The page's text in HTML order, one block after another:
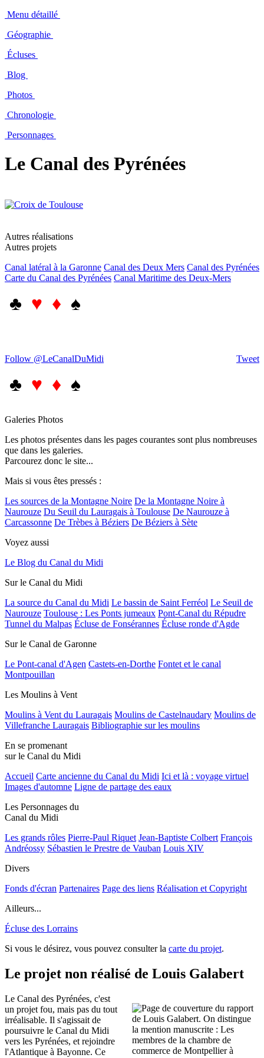
Menu détaillé
Géographie
Écluses
Blog
Photos
Chronologie
Personnages
Le Canal des Pyrénées
Autres réalisations
Autres projets
Canal latéral à la Garonne Canal des Deux Mers Canal des Pyrénées
Carte du Canal des Pyrénées Canal Maritime des Deux-Mers
♣ ♥ ♦ ♠
Tweet
Follow @LeCanalDuMidi
♣ ♥ ♦ ♠
Galeries Photos
Les photos présentes dans les pages courantes sont plus nombreuses
que dans les galeries.
Parcourez donc le site...
Mais si vous êtes pressés :
Les sources de la Montagne Noire De la Montagne Noire à
Naurouze Du Seuil du Lauragais à Toulouse De Naurouze à
Carcassonne De Trèbes à Béziers De Béziers à Sète
Voyez aussi
Le Blog du Canal du Midi
Sur le Canal du Midi
La source du Canal du Midi Le bassin de Saint Ferréol Le Seuil de
Naurouze Toulouse : Les Ponts jumeaux Pont-Canal du Répudre
Tunnel du Malpas Écluse de Fonsérannes Écluse ronde d'Agde
Sur le Canal de Garonne
Le Pont-canal d'Agen Castets-en-Dorthe Fontet et le canal
Montpouillan
Les Moulins à Vent
Moulins à Vent du Lauragais Moulins de Castelnaudary Moulins de
Villefranche Lauragais Bibliographie sur les moulins
En se promenant
sur le Canal du Midi
Accueil Carte ancienne du Canal du Midi Ici et là : voyage virtuel
Images d'automne Ligne de partage des eaux
Les Personnages du
Canal du Midi
Les grands rôles Pierre-Paul Riquet Jean-Baptiste Colbert François
Andréossy Sébastien le Prestre de Vauban Louis XIV
Divers
Fonds d'écran Partenaires Page des liens Réalisation et Copyright
Ailleurs...
Écluse des Lorrains
Si vous le désirez, vous pouvez consulter la carte du projet.
Le projet non réalisé de Louis Galabert
Le Canal des Pyrénées, c'est
un projet fou, mais pas du tout
irréalisable. Il s'agissait de
poursuivre le Canal du Midi
vers les Pyrénées, et rejoindre
l'Atlantique à Bayonne. Ce